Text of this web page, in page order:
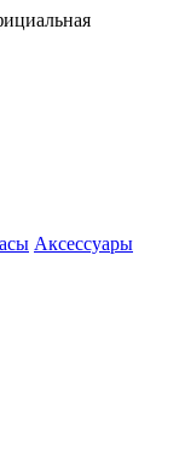
Аксессуары